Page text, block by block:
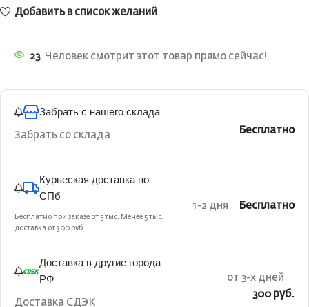
Добавить в список желаний
23 Человек смотрит этот товар прямо сейчас!
Забрать с нашего склада
Забрать со склада Бесплатно
Курьеская доставка по
СПб
Бесплатно при заказе от 5 тыс. Менее 5 тыс.
доставка от 300 руб.
1-2 дня Бесплатно
Доставка в другие города
РФ
Доставка СДЭК
от 3-х дней
300 руб.